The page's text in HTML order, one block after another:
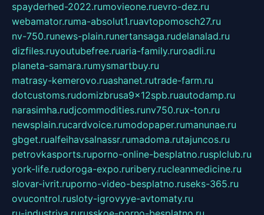
spayderhed-2022.rumovieone.ruevro-dez.ru
webamator.ruma-absolut1.ruavtopomosch27.ru
nv-750.runews-plain.runertansaga.rudelanalad.ru
dizfiles.ruyoutubefree.ruaria-family.ruroadli.ru
planeta-samara.rumysmartbuy.ru
matrasy-kemerovo.ruashanet.rutrade-farm.ru
dotcustoms.rudomizbrusa9x12spb.ruautodamp.ru
narasimha.rudjcommodities.runv750.rux-ton.ru
newsplain.rucardvoice.rumodopaper.rumanunae.ru
gbget.rualfeihavsalnassr.rumadoma.rutajuncos.ru
petrovkasports.ruporno-online-besplatno.rusplclub.ru
york-life.rudoroga-expo.ruribery.rucleanmedicine.ru
slovar-ivrit.ruporno-video-besplatno.ruseks-365.ru
ovucontrol.rusloty-igrovyye-avtomaty.ru